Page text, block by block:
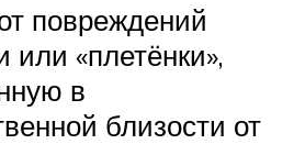
повреждений
или «плетёнки»,
в
близости от